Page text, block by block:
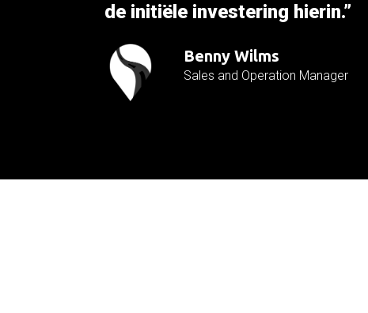
de initiële investering hierin.”
Benny Wilms
Sales and Operation Manager